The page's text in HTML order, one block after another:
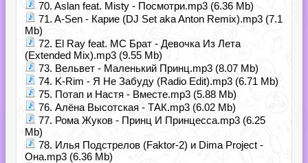
70. Aslan feat. Misty - Посмотри.mp3 (6.36 Mb)
71. A-Sen - Карие (DJ Set aka Anton Remix).mp3 (7.1
Mb)
72. El Ray feat. МС Брат - Девочка Из Лета
(Extended Mix).mp3 (9.55 Mb)
73. Вельвет - Маленький Принц.mp3 (8.07 Mb)
74. K-Rim - Я Не Забуду (Radio Edit).mp3 (6.71 Mb)
75. Потап и Настя - Вместе.mp3 (5.88 Mb)
76. Алёна Высотская - ТАК.mp3 (6.02 Mb)
77. Рома Жуков - Принц И Принцесса.mp3 (6.25
Mb)
78. Илья Подстрелов (Faktor-2) и Dima Project -
Она.mp3 (6.36 Mb)